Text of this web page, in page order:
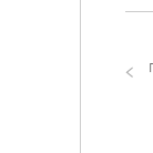
「